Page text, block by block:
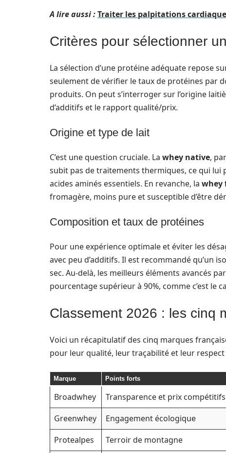
A lire aussi :Traiter les palpitations
Critères pour sélectionner
La sélection d’une protéine adéquate repose
seulement de vérifier le taux de protéines par
produits. On peut s’interroger sur l’origine
d’additifs et le rapport qualité/prix.
Origine et type de lait
C’est une question cruciale. La whey native,
subit pas de traitements thermiques, ce qui
acides aminés essentiels. En revanche, la whey
fromagère, moins pure et susceptible d’être
Composition et taux de protéines
Pour une expérience optimale et éviter les
avec peu d’additifs. Il est recommandé qu’un
sec. Au-delà, les meilleurs éléments avancés
pourcentage supérieur à 90%, comme c’est le
Classement 2026 : les cinq
Voici un récapitulatif des cinq marques
pour leur qualité, leur traçabilité et leur
Marque Points forts
Broadwhey Transparence et prix compétitifs
Greenwhey
Engagement écologique
Protealpes
Terroir de montagne